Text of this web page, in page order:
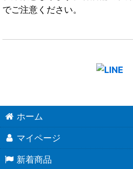
でご注意ください。
ホーム
マイページ
新着商品